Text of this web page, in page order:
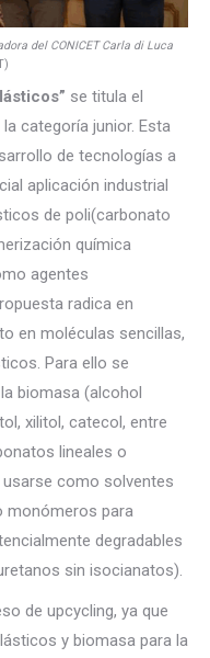
del CONICET Carla di Luca
se titula el
categoría junior. Esta
de tecnologías a
aplicación industrial
de poli(carbonato
química
agentes
radica en
en moléculas sencillas,
Para ello se
biomasa (alcohol
xilitol, catecol, entre
lineales o
como solventes
monómeros para
degradables
sin isocianatos).
de upcycling, ya que
y biomasa para la